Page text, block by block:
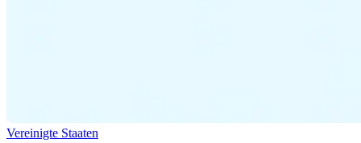
Vereinigte Staaten